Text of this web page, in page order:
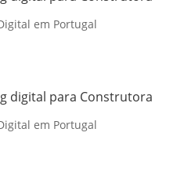
em Portugal
digital para Construtora
em Portugal